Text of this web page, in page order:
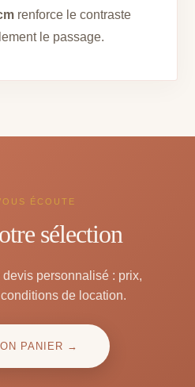
renforce le contraste
le passage.
ÉCOUTE
sélection
personnalisé : prix,
de location.
PANIER →